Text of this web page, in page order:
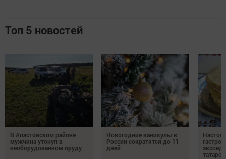
Топ 5 новостей
В Апастовском районе
мужчина утонул в
необорудованном пруду
Новогодние каникулы в
России сократятся до 11
дней